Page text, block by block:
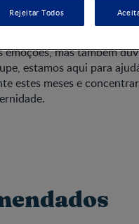
úteis
mas também
estamos aqui para
estes meses e
Rejeitar Todos